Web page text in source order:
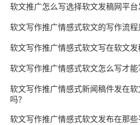
软文推广怎么写选择软文发稿网平
软文写作推广情感式软文的写作流程
软文写作推广情感式软文写在软文发
软文写作推广情感式软文怎么写才能
软文写作推广情感式新闻稿件发在
吗？
软文写作推广情感式软文发布在那些